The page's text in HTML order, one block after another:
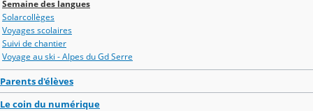
Semaine des langues
Solarcollèges
Voyages scolaires
Suivi de chantier
Voyage au ski - Alpes du Gd Serre
Parents d'élèves
Le coin du numérique